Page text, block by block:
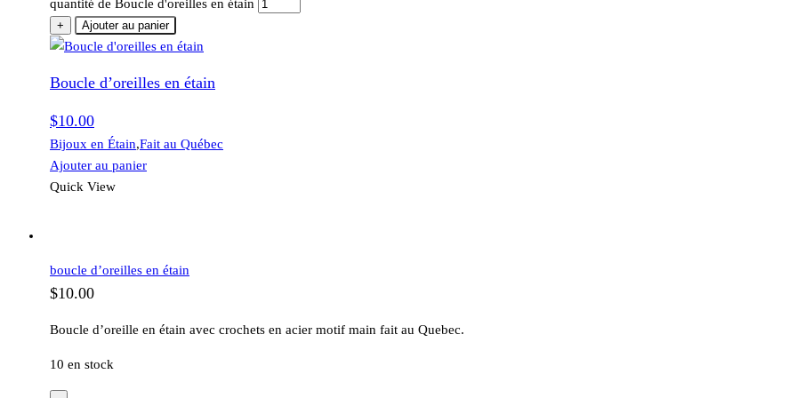
quantité de Boucle d'oreilles en étain
+ Ajouter au panier
Boucle d’oreilles en étain
$10.00
Bijoux en Étain,Fait au Québec
Ajouter au panier
Quick View
boucle d’oreilles en étain
$10.00
Boucle d’oreille en étain avec crochets en acier motif main fait au Quebec.
10 en stock